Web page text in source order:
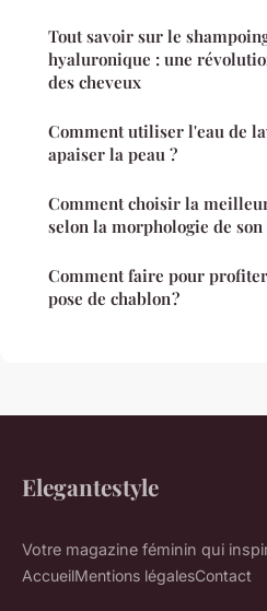
Tout savoir sur le
hyaluronique : une
des cheveux
Comment utiliser l'eau de
apaiser la peau ?
Comment choisir la
selon la morphologie de son
Comment faire pour
pose de chablon ?
Elegantestyle
Votre magazine féminin qui
AccueilMentions légalesContact